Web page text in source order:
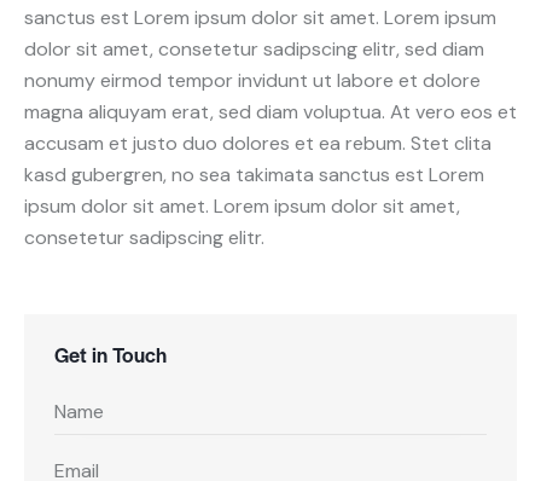
sanctus est Lorem ipsum dolor sit amet. Lorem ipsum
dolor sit amet, consetetur sadipscing elitr, sed diam
nonumy eirmod tempor invidunt ut labore et dolore
magna aliquyam erat, sed diam voluptua. At vero eos et
accusam et justo duo dolores et ea rebum. Stet clita
kasd gubergren, no sea takimata sanctus est Lorem
ipsum dolor sit amet. Lorem ipsum dolor sit amet,
consetetur sadipscing elitr.
Get in Touch